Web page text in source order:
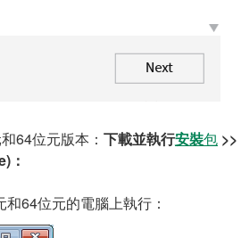
64位元版本： 下載並執行安裝包
：
64位元的電腦上執行：